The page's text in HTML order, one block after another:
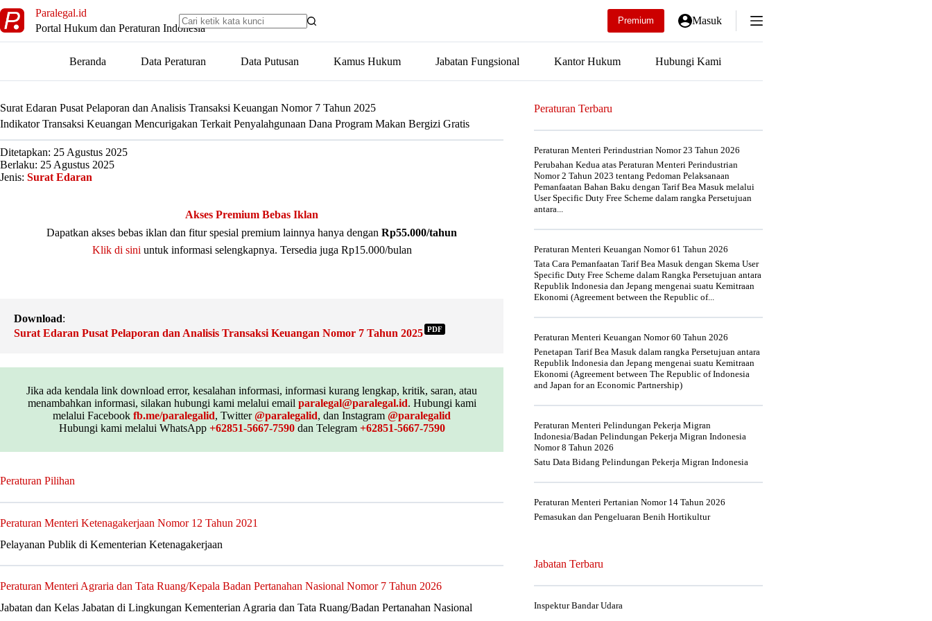
to
content
Paralegal.id
Portal Hukum dan Peraturan Indonesia
Premium Masuk
Beranda Data Peraturan Data Putusan Kamus Hukum Jabatan Fungsional Kantor Hukum Hubungi Kami
Surat Edaran Pusat Pelaporan dan Analisis Transaksi Keuangan Nomor 7 Tahun 2025
Indikator Transaksi Keuangan Mencurigakan Terkait Penyalahgunaan Dana Program Makan Bergizi Gratis
Ditetapkan: 25 Agustus 2025
Berlaku: 25 Agustus 2025
Jenis: Surat Edaran
Akses Premium Bebas Iklan
Dapatkan akses bebas iklan dan fitur spesial premium lainnya hanya dengan Rp55.000/tahun
Klik di sini untuk informasi selengkapnya. Tersedia juga Rp15.000/bulan
Download:
Surat Edaran Pusat Pelaporan dan Analisis Transaksi Keuangan Nomor 7 Tahun 2025 PDF
Jika ada kendala link download error, kesalahan informasi, informasi kurang lengkap, kritik, saran, atau
menambahkan informasi, silakan hubungi kami melalui email paralegal@paralegal.id. Hubungi kami
melalui Facebook fb.me/paralegalid, Twitter@paralegalid, dan Instagram @paralegalid
Hubungi kami melalui WhatsApp +62851-5667-7590dan Telegram +62851-5667-7590
Peraturan Pilihan
Peraturan Menteri Ketenagakerjaan Nomor 12 Tahun 2021
Pelayanan Publik di Kementerian Ketenagakerjaan
Peraturan Menteri Agraria dan Tata Ruang/Kepala Badan Pertanahan Nasional Nomor 7 Tahun 2026
Jabatan dan Kelas Jabatan di Lingkungan Kementerian Agraria dan Tata Ruang/Badan Pertanahan Nasional
Peraturan Terbaru
Peraturan Menteri Perindustrian Nomor 23 Tahun 2026
Perubahan Kedua atas Peraturan Menteri Perindustrian
Nomor 2 Tahun 2023 tentang Pedoman Pelaksanaan
Pemanfaatan Bahan Baku dengan Tarif Bea Masuk melalui
User Specific Duty Free Scheme dalam rangka Persetujuan
antara...
Peraturan Menteri Keuangan Nomor 61 Tahun 2026
Tata Cara Pemanfaatan Tarif Bea Masuk dengan Skema User
Specific Duty Free Scheme dalam Rangka Persetujuan antara
Republik Indonesia dan Jepang mengenai suatu Kemitraan
Ekonomi (Agreement between the Republic of...
Peraturan Menteri Keuangan Nomor 60 Tahun 2026
Penetapan Tarif Bea Masuk dalam rangka Persetujuan antara
Republik Indonesia dan Jepang mengenai suatu Kemitraan
Ekonomi (Agreement between The Republic of Indonesia
and Japan for an Economic Partnership)
Peraturan Menteri Pelindungan Pekerja Migran
Indonesia/Badan Pelindungan Pekerja Migran Indonesia
Nomor 8 Tahun 2026
Satu Data Bidang Pelindungan Pekerja Migran Indonesia
Peraturan Menteri Pertanian Nomor 14 Tahun 2026
Pemasukan dan Pengeluaran Benih Hortikultur
Jabatan Terbaru
Inspektur Bandar Udara